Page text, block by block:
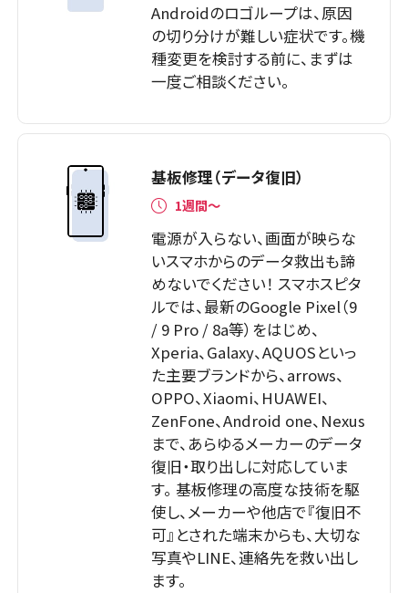
Androidのロゴループは、原因
の切り分けが難しい症状です。機
種変更を検討する前に、まずは
一度ご相談ください。
基板修理（データ復旧）
1週間～
電源が入らない、画面が映らな
いスマホからのデータ救出も諦
めないでください！ スマホスピタ
ルでは、最新のGoogle Pixel（9
/ 9 Pro / 8a等）をはじめ、
Xperia、Galaxy、AQUOSといっ
た主要ブランドから、arrows、
OPPO、Xiaomi、HUAWEI、
ZenFone、Android one、Nexus
まで、あらゆるメーカーのデータ
復旧・取り出しに対応していま
す。 基板修理の高度な技術を駆
使し、メーカーや他店で『復旧不
可』とされた端末からも、大切な
写真やLINE、連絡先を救い出し
ます。